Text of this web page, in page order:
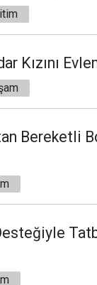
Kızını
Bereketli